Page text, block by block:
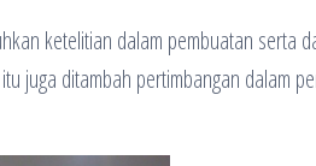
ketelitian dalam pembuatan serta
juga ditambah pertimbangan dalam